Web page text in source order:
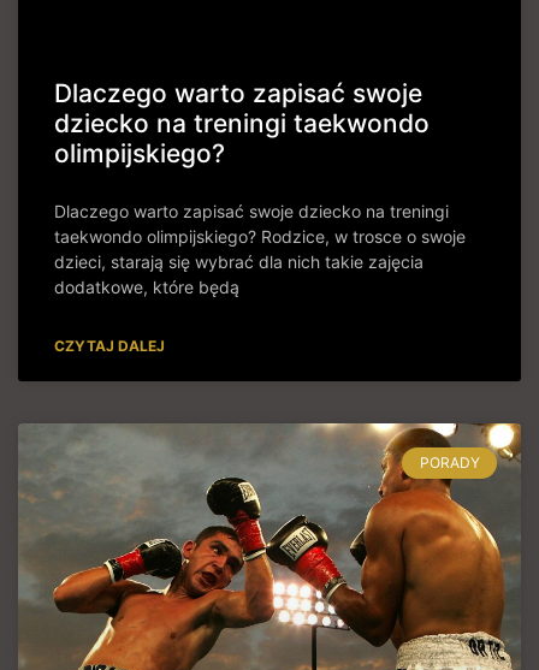
Dlaczego warto zapisać swoje
dziecko na treningi taekwondo
olimpijskiego?
Dlaczego warto zapisać swoje dziecko na treningi
taekwondo olimpijskiego? Rodzice, w trosce o swoje
dzieci, starają się wybrać dla nich takie zajęcia
dodatkowe, które będą
CZYTAJ DALEJ
PORADY